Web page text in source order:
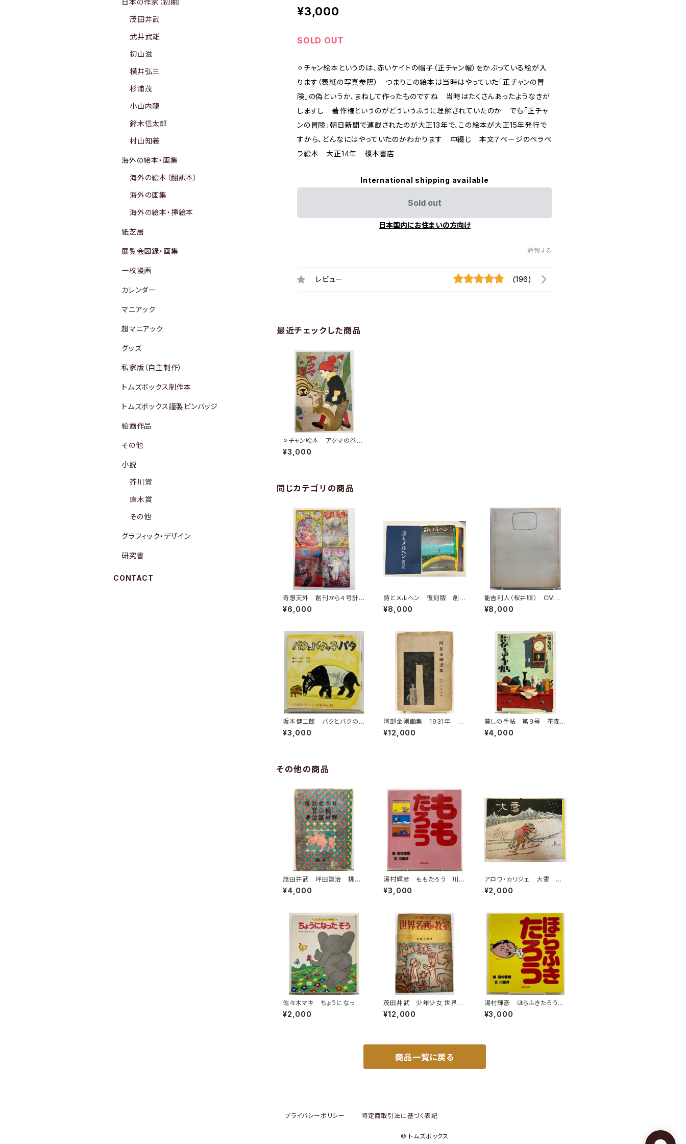
¥3,000
SOLD OUT
⚪︎チャン絵本というのは、赤いケイトの帽子（正チャン帽）をかぶっている絵が入
ります（表紙の写真参照） つまりこの絵本は当時はやっていた「正チャンの冒
険」の偽というか、まねして作ったものですね 当時はたくさんあったようなきが
しますし 著作権というのがどういうふうに理解されていたのか でも「正チャ
ンの冒険」朝日新聞で連載されたのが大正13年で、この絵本が大正15年発行で
すから、どんなにはやっていたのかわかります 中綴じ 本文７ページのペラペ
ラ絵本 大正14年 榎本書店
International shipping available
Sold out
日本国内にお住まいの方向け
通報する
レビュー (196)
最近チェックした商品
⚪︎チャン絵本 アクマの巻
大正14年 榎本書店
¥3,000
同じカテゴリの商品
奇想天外 創刊から４号計４
冊 井上洋介表紙 1974
年 盛光社
¥6,000
詩とメルヘン 復刻版 創
刊号から５号 1973年 サ
ンリオ出版
¥8,000
能吉利人（桜井順） CM詩
集 毒 能吉利人（桜井順）
昭和44年 思潮社刊
¥8,000
坂本健二郎 バクとバクの
子パタ 由良たまき のばら
チャン文庫16 文庫通信あ
¥3,000
阿部金剛画集 1931年 第
一書房
¥12,000
暮しの手帖 第９号 花森
安治 1950年 衣裳研究所
¥4,000
その他の商品
茂田井武 坪田譲治 桃の
實 昭和22年（1947） 東
西社
¥4,000
湯村輝彦 ももたろう 川崎
洋 1987年 初版 ミキハ
ウス
¥3,000
アロワ・カリジェ 大雪 生
野幸吉・訳 函 1965年
岩波書店刊
¥2,000
佐々木マキ ちょうになった
ぞう キンダーメルヘン傑作
選11 1981年（昭56） フレ
¥2,000
茂田井武 少年少女 世界名
画の教室 山田邦祐 昭和
26年（1951） 初版 研究社
¥12,000
湯村輝彦 ほらふきたろう
川崎洋 1989年 初版 ミ
キハウス
¥3,000
商品一覧に戻る
日本の作家（初期）
茂田井武
武井武雄
初山滋
横井弘三
杉浦茂
小山内龍
鈴木信太郎
村山知義
海外の絵本・画集
海外の絵本（翻訳本）
海外の画集
海外の絵本・挿絵本
紙芝居
展覧会図録・画集
一枚漫画
カレンダー
マニアック
超マニアック
グッズ
私家版（自主制作）
トムズボックス制作本
トムズボックス謹製ピンバッジ
絵画作品
その他
小説
芥川賞
直木賞
その他
グラフィック・デザイン
研究書
CONTACT
プライバシーポリシー 特定商取引法に基づく表記
© トムズボックス